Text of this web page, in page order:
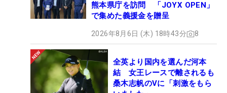
熊本県庁を訪問 「JOYX OPEN」
で集めた義援金を贈呈
2026年8月6日 (木) 18時43分 8
全英より国内を選んだ河本
結 女王レースで離されるも
桑木志帆のVに「刺激をもら